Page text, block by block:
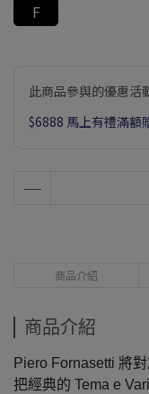
F
此商品參與的優惠活
$6888 馬上有禮滿額
商品介紹
商品介紹
Piero Fornasetti 將
把經典的 Tema e